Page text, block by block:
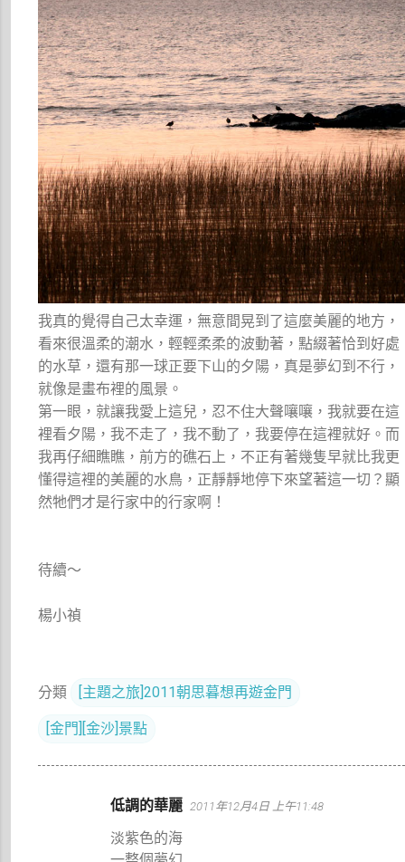
我真的覺得自己太幸運，無意間晃到了這麼美麗的地方，
看來很溫柔的潮水，輕輕柔柔的波動著，點綴著恰到好處
的水草，還有那一球正要下山的夕陽，真是夢幻到不行，
就像是畫布裡的風景。
第一眼，就讓我愛上這兒，忍不住大聲嚷嚷，我就要在這
裡看夕陽，我不走了，我不動了，我要停在這裡就好。而
我再仔細瞧瞧，前方的礁石上，不正有著幾隻早就比我更
懂得這裡的美麗的水鳥，正靜靜地停下來望著這一切？顯
然牠們才是行家中的行家啊！
待續～
楊小禎
分類 [主題之旅]2011朝思暮想再遊金門
[金門][金沙]景點
低調的華麗 2011年12月4日 上午11:48
淡紫色的海